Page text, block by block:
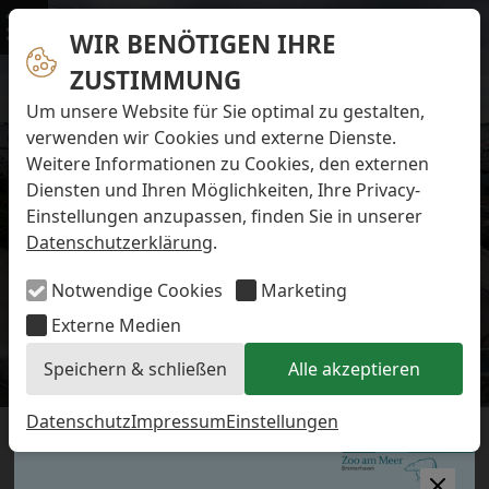
WIR BENÖTIGEN IHRE
ZUSTIMMUNG
Um unsere Website für Sie optimal zu gestalten,
verwenden wir Cookies und externe Dienste.
Weitere Informationen zu Cookies, den externen
Diensten und Ihren Möglichkeiten, Ihre Privacy-
Einstellungen anzupassen, finden Sie in unserer
Datenschutzerklärung.
Notwendige Cookies
Marketing
Externe Medien
Speichern & schließen
Alle akzeptieren
DatenschutzImpressumEinstellungen
Menü
Navigation überspringen
Preise & Infos
Öffnungs- und Fütterungszeiten
Eintrittspreise
Aktuelles
Alle Meldungen
Eisbären-Nachwuchs Anna & Elsa
Eisbären-Nachwuchs Lale & Lili
FAQ zum Tod des Schimpansen-Jungtiers
Newsletter
Bildungsletter
Barrierefreier Zoo
Hausordnung
Arbeiten im Zoo
Ausbildung zur Zootierpflegerin/zum Zootierpfleger
Freiwilliges ökologisches Jahr (FÖJ)
Mitarbeiter:in (w/m/d) auf Minijob-Basis
Patenschaften
Eisbären-Nachwuchs
WAS GIBT ES NEUES BEI